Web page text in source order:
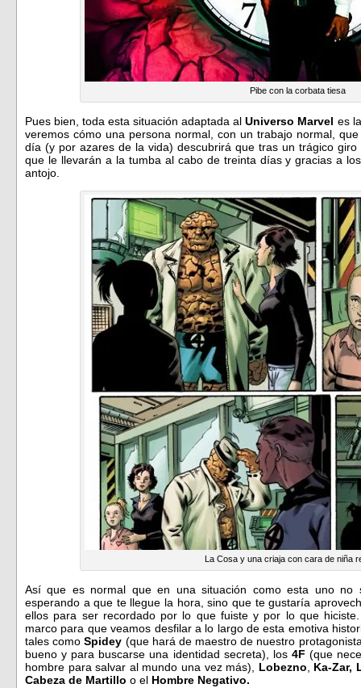
Pibe con la corbata tiesa
Pues bien, toda esta situación adaptada alUniverso Marvel es
veremos cómo una persona normal, con un trabajo normal,
día (y por azares de la vida) descubrirá que tras un trágico
que le llevarán a la tumba al cabo de treinta días y gracias a
antojo.
La Cosa y una criaja con cara de niña
Así que es normal que en una situación como esta uno no
esperando a que te llegue la hora, sino que te gustaría
ellos para ser recordado por lo que fuiste y por lo que
marco para que veamos desfilar a lo largo de esta emotiva
tales comoSpidey (que hará de maestro de nuestro
bueno y para buscarse una identidad secreta), los 4F(que
hombre para salvar al mundo una vez más), Lobezno
Ka-Zar,
Cabeza de Martillo o el Hombre Negativo.